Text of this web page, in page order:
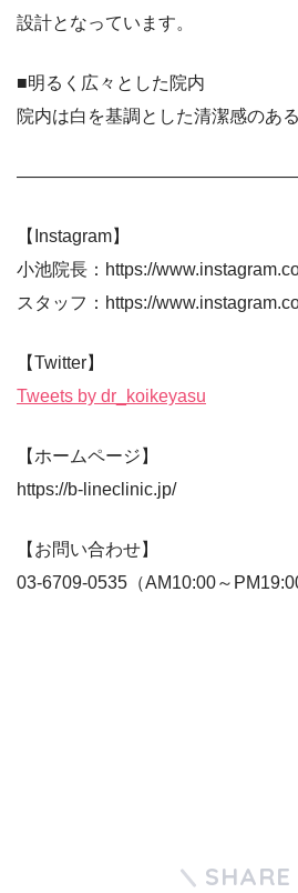
設計となっています。
■明るく広々とした院内
院内は白を基調とした清潔感のあ
【Instagram】
小池院長：https://
スタッフ：https://
【Twitter】
Tweets by dr_koikeyasu
【ホームページ】
https://b-lineclinic.jp/
【お問い合わせ】
03-6709-0535（AM10:00～
SHARE